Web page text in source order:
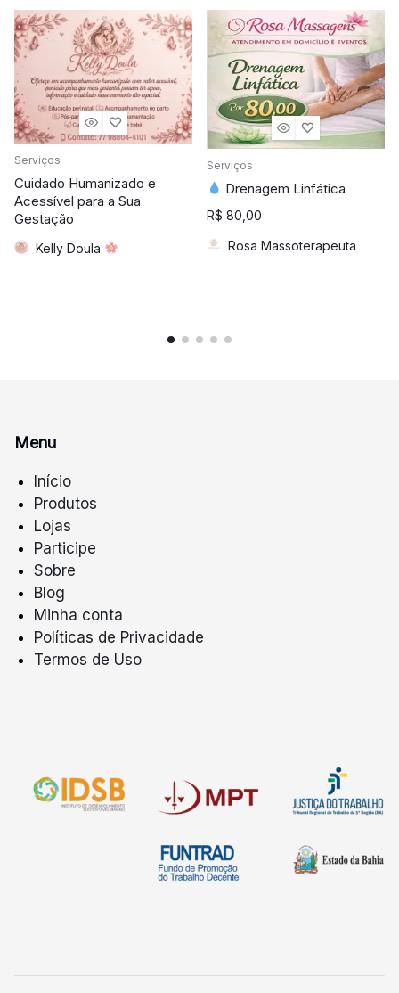
Serviços
Cuidado Humanizado e
Acessível para a Sua
Gestação
Kelly Doula
Serviços
Drenagem Linfática
R$ 80,00
Rosa Massoterapeuta
Menu
Início
Produtos
Lojas
Participe
Sobre
Blog
Minha conta
Políticas de Privacidade
Termos de Uso